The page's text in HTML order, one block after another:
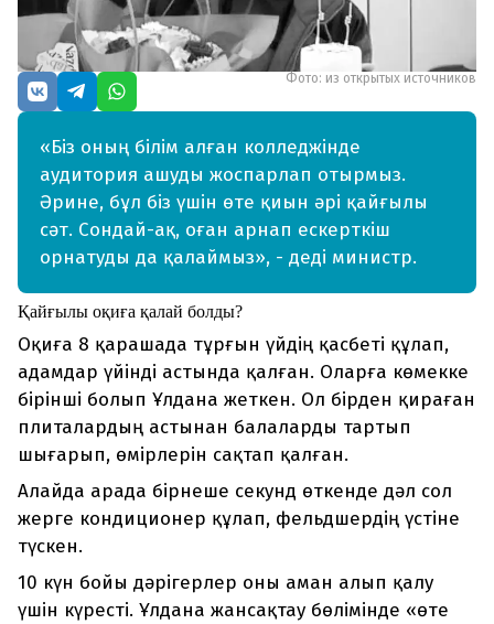
Фото: из открытых источников
«Біз оның білім алған колледжінде
аудитория ашуды жоспарлап отырмыз.
Әрине, бұл біз үшін өте қиын әрі қайғылы
сәт. Сондай-ақ, оған арнап ескерткіш
орнатуды да қалаймыз», - деді министр.
Қайғылы оқиға қалай болды?
Оқиға 8 қарашада тұрғын үйдің қасбеті құлап,
адамдар үйінді астында қалған. Оларға көмекке
бірінші болып Ұлдана жеткен. Ол бірден қираған
плиталардың астынан балаларды тартып
шығарып, өмірлерін сақтап қалған.
Алайда арада бірнеше секунд өткенде дәл сол
жерге кондиционер құлап, фельдшердің үстіне
түскен.
10 күн бойы дәрігерлер оны аман алып қалу
үшін күресті. Ұлдана жансақтау бөлімінде «өте